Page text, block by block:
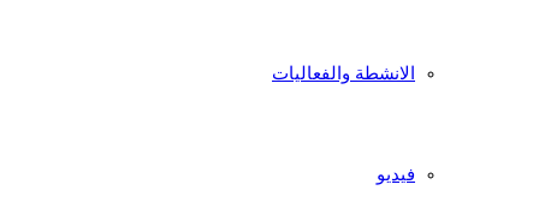
الانشطة والفعاليات
فيديو